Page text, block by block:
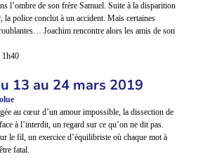
l’ombre de son frère Samuel. Suite à la disparition
la police conclut à un accident. Mais certaines
Joachim rencontre alors les amis de son
1h40
13 au 24 mars 2019
au cœur d’un amour impossible, la dissection de
à l’interdit, un regard sur ce qu’on ne dit pas.
le fil, un exercice d’équilibriste où chaque mot à
fatal.